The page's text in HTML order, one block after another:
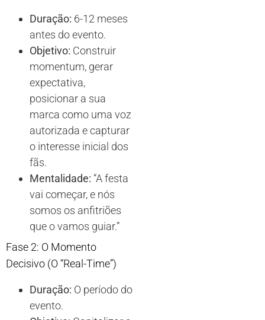
Duração: 6-12 meses
antes do evento.
Objetivo: Construir
momentum, gerar
expectativa,
posicionar a sua
marca como uma voz
autorizada e capturar
o interesse inicial dos
fãs.
Mentalidade: “A festa
vai começar, e nós
somos os anfitriões
que o vamos guiar.”
Fase 2: O Momento
Decisivo (O “Real-Time”)
Duração: O período do
evento.